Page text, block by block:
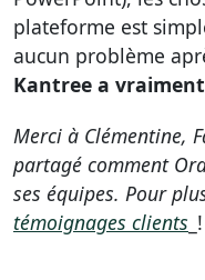
plateforme est
aucun problème
Kantree a
Merci à Clémentine,
partagé comment
ses équipes. Pour
témoignages clients _!